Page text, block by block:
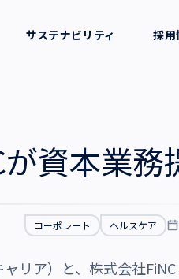
サステナビリティ 採用
資本業務
コーポレート ヘルスケア
ア）と、株式会社FiNC